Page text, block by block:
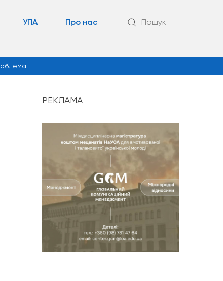
УПА Про нас Пошук
РЕКЛАМА